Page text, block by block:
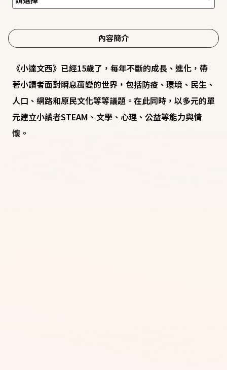
內容簡介
《小達文西》已經15歲了，每年不斷的成長、進化，帶
著小讀者面對瞬息萬變的世界，包括防疫、環境、民生、
人口、網路和原民文化等等議題。在此同時，以多元的單
元建立小讀者STEAM、文學、心理、公益等能力與情
懷。